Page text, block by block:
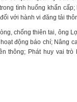
tình huống khẩn
với hành vi đăng tải
chống thiên tai, ông
động báo chí; Nâng
thông; Phát huy vai trò